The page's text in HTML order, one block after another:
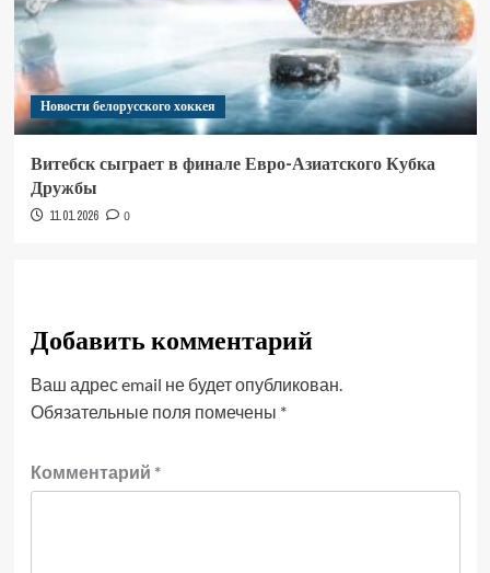
Новости белорусского хоккея
Витебск сыграет в финале Евро-Азиатского Кубка
Дружбы
11.01.2026 0
Добавить комментарий
Ваш адрес email не будет опубликован.
Обязательные поля помечены *
Комментарий *